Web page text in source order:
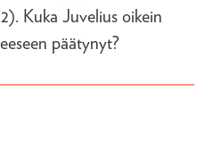
Kuka Juvelius oikein
päätynyt?